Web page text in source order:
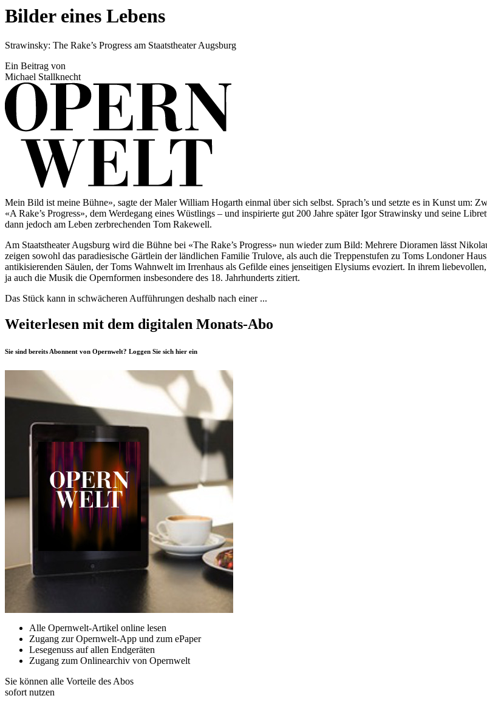
Bilder eines Lebens
Strawinsky: The Rake’s Progress am Staatstheater Augsburg
Ein Beitrag von
Michael Stallknecht
Mein Bild ist meine Bühne», sagte der Maler William Hogarth einmal über sich selbst. Sprach’s und setzte es in Kunst um:
«A Rake’s Progress», dem Werdegang eines Wüstlings – und inspirierte gut 200 Jahre später Igor Strawinsky und seine
dann jedoch am Leben zerbrechenden Tom Rakewell.
Am Staatstheater Augsburg wird die Bühne bei «The Rake’s Progress» nun wieder zum Bild: Mehrere Dioramen lässt
zeigen sowohl das paradiesische Gärtlein der ländlichen Familie Trulove, als auch die Treppenstufen zu Toms Londoner
antikisierenden Säulen, der Toms Wahnwelt im Irrenhaus als Gefilde eines jenseitigen Elysiums evoziert. In ihrem
ja auch die Musik die Opernformen insbesondere des 18. Jahrhunderts zitiert.
Das Stück kann in schwächeren Aufführungen deshalb nach einer ...
Weiterlesen mit dem digitalen Monats-Abo
Sie sind bereits Abonnent von Opernwelt? Loggen Sie sich hier ein
Alle Opernwelt-Artikel online lesen
Zugang zur Opernwelt-App und zum ePaper
Lesegenuss auf allen Endgeräten
Zugang zum Onlinearchiv von Opernwelt
Sie können alle Vorteile des Abos
sofort nutzen